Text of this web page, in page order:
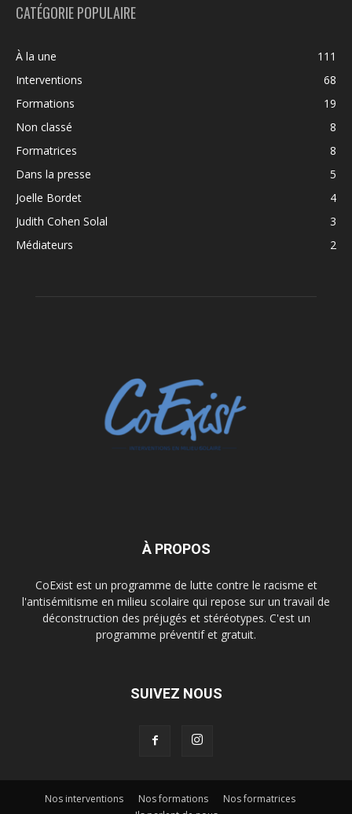
CATÉGORIE POPULAIRE
À la une
111
Interventions
68
Formations
19
Non classé
8
Formatrices
8
Dans la presse
5
Joelle Bordet
4
Judith Cohen Solal
3
Médiateurs
2
À PROPOS
CoExist est un programme de lutte contre le racisme et
l'antisémitisme en milieu scolaire qui repose sur un travail de
déconstruction des préjugés et stéréotypes. C'est un
programme préventif et gratuit.
SUIVEZ NOUS
Nos interventions Nos formations
Nos formatrices